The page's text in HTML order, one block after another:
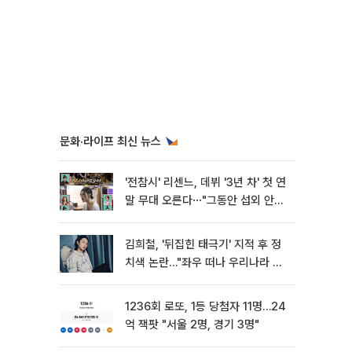
문화·라이프 최신 뉴스
'전참시' 리센느, 데뷔 '3년 차' 첫 연
말 무대 오른다⋯"그동안 섭외 안
김희철, '뒤집힌 태극기' 지적 후 정
치색 논란…"좌우 떠나 우리나라 국
1236회 로또, 1등 당첨자 11명…24
억 잭팟 "서울 2명, 경기 3명"